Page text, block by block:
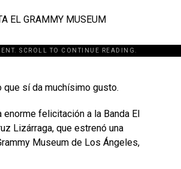
EL GRAMMY MUSEUM
SCROLL TO CONTINUE READING.
id="243463"]
que sí da muchísimo gusto.
enorme felicitación a la Banda El
Lizárraga, que estrenó una
Museum de Los Ángeles,